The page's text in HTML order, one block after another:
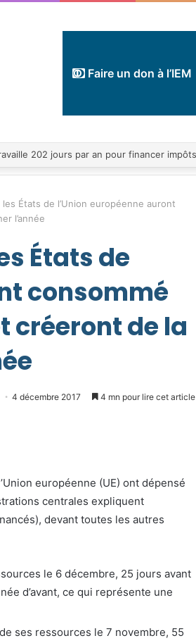
Faire un don à l’IEM
États de l’Union européenne auront
l’année
États de
consommé
créeront de la
4 décembre 2017 4 mn pour lire cet article
européenne (UE) ont dépensé
centrales expliquent
devant toutes les autres
le 6 décembre, 25 jours avant
d’avant, ce qui représente une
ses ressources le 7 novembre, 55